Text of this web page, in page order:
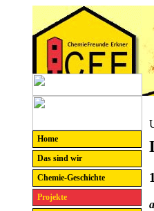
Home
Das sind wir
Chemie-Geschichte
Projekte